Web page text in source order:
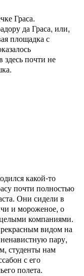
Граса.
да Граса, или,
площадка с
почти не
какой-то
почти полностью
Они сидели в
и мороженое, о
компаниями.
видом на
пару,
студенты нам
с его
полета.